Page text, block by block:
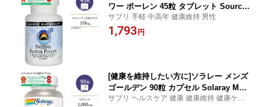
ワー ポーレン 45粒 タブレット Source
Naturals Swedish Flower Pollen サプ
リメント 花粉 αアミノ酸【お取り寄せ
サプリ 手軽 中高年 健康維持 男性
1,793円
[健康を維持したい方に]ソラレー メンズ
ゴールデン 90粒 カプセル Solaray Me
n's Golden Multivitamin Capsules サ
サプリ ヘルスケア 健康 健康維持 健康ケア